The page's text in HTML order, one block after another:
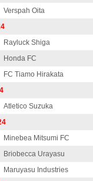
Verspah Oita
Rayluck Shiga
Honda FC
FC Tiamo Hirakata
Atletico Suzuka
Minebea Mitsumi FC
Briobecca Urayasu
Maruyasu Industries